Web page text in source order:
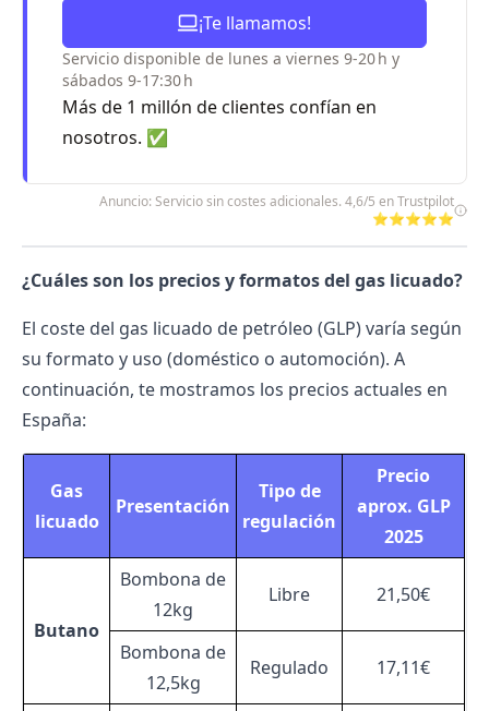
¡Te llamamos!
Servicio disponible de lunes a viernes 9-20 h y
sábados 9-17:30 h
Más de 1 millón de clientes confían en
nosotros. ✅
Anuncio: Servicio sin costes adicionales. 4,6/5 en Trustpilot
⭐⭐⭐⭐⭐
¿Cuáles son los precios y formatos del gas licuado?
El coste del gas licuado de petróleo (GLP) varía según
su formato y uso (doméstico o automoción). A
continuación, te mostramos los precios actuales en
España:
Gas
licuado
Presentación
Tipo de
regulación
Precio
aprox. GLP
2025
Butano
Bombona de
12kg
Libre 21,50€
Bombona de
12,5kg
Regulado 17,11€